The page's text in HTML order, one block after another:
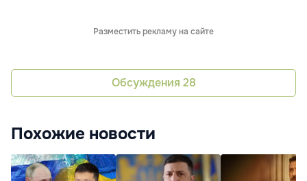
Разместить рекламу на сайте
Обсуждения 28
Похожие новости